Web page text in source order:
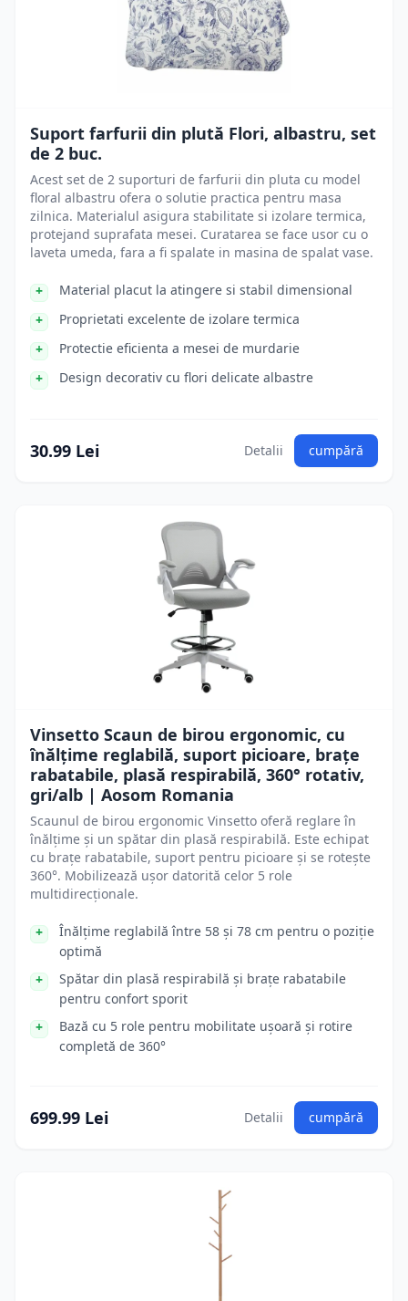
Suport farfurii din plută Flori, albastru, set
de 2 buc.
Acest set de 2 suporturi de farfurii din pluta cu model
floral albastru ofera o solutie practica pentru masa
zilnica. Materialul asigura stabilitate si izolare termica,
protejand suprafata mesei. Curatarea se face usor cu o
laveta umeda, fara a fi spalate in masina de spalat vase.
Material placut la atingere si stabil dimensional
Proprietati excelente de izolare termica
Protectie eficienta a mesei de murdarie
Design decorativ cu flori delicate albastre
30.99 Lei Detalii cumpără
Vinsetto Scaun de birou ergonomic, cu
înălțime reglabilă, suport picioare, brațe
rabatabile, plasă respirabilă, 360° rotativ,
gri/alb | Aosom Romania
Scaunul de birou ergonomic Vinsetto oferă reglare în
înălțime și un spătar din plasă respirabilă. Este echipat
cu brațe rabatabile, suport pentru picioare și se rotește
360°. Mobilizează ușor datorită celor 5 role
multidirecționale.
Înălțime reglabilă între 58 și 78 cm pentru o poziție
optimă
Spătar din plasă respirabilă și brațe rabatabile
pentru confort sporit
Bază cu 5 role pentru mobilitate ușoară și rotire
completă de 360°
699.99 Lei Detalii cumpără